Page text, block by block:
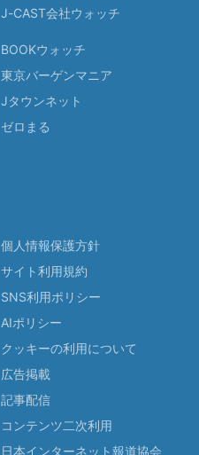
J-CAST会社ウォッチ
BOOKウォッチ
東京バーゲンマニア
Jタウンネット
ゼロまる
個人情報保護方針
サイト利用規約
SNS利用ポリシー
AIポリシー
クッキーの利用について
広告掲載
記事配信
コンテンツ二次利用
日本インターネット報道協会